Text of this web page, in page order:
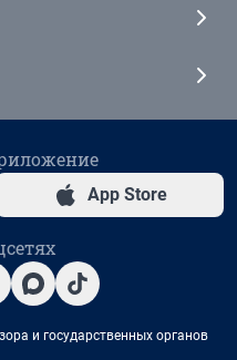
App Store
и государственных органов